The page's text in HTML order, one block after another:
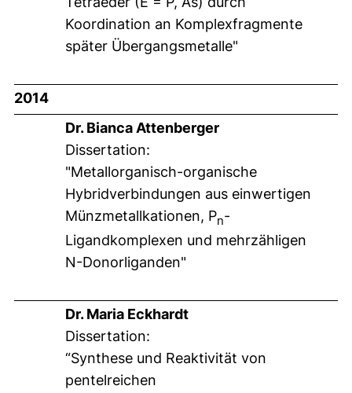
Koordination an Komplexfragmente
später Übergangsmetalle"
2014
Dr. Bianca Attenberger
Dissertation:
"Metallorganisch-organische
Hybridverbindungen aus einwertigen
Münzmetallkationen, Pn-
Ligandkomplexen und mehrzähligen
N-Donorliganden"
Dr. Maria Eckhardt
Dissertation:
“Synthese und Reaktivität von
pentelreichen